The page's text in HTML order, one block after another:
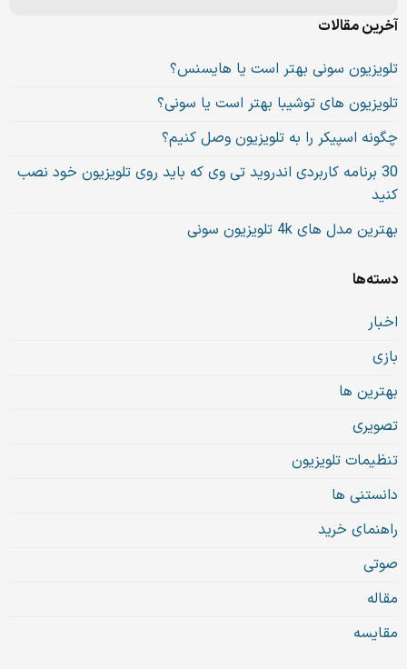
آخرین مقالات
تلویزیون سونی بهتر است یا هایسنس؟
تلویزیون های توشیبا بهتر است یا سونی؟
چگونه اسپیکر را به تلویزیون وصل کنیم؟
30 برنامه کاربردی اندروید تی وی که باید روی تلویزیون خود نصب
کنید
بهترین مدل های 4k تلویزیون سونی
دسته‌ها
اخبار
بازی
بهترین ها
تصویری
تنظیمات تلویزیون
دانستنی ها
راهنمای خرید
صوتی
مقاله
مقایسه